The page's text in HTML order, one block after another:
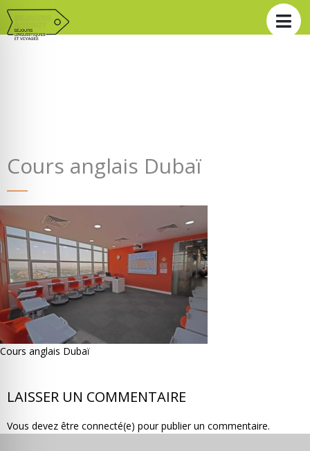
Cours anglais Dubaï
Cours anglais Dubaï
LAISSER UN COMMENTAIRE
Vous devez être connecté(e) pour publier un commentaire.
partir ? Devis & contact